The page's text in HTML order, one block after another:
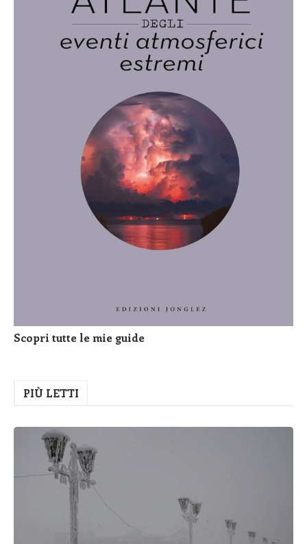
Scopri tutte le mie guide
PIÙ LETTI